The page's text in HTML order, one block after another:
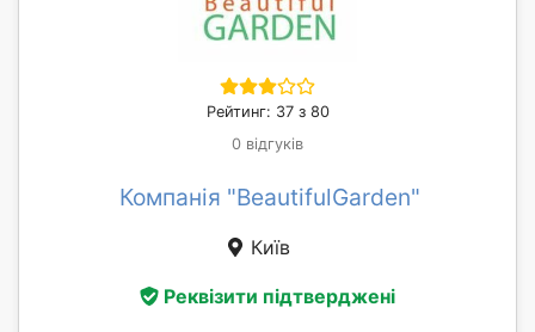
Рейтинг: 37 з 80
0 відгуків
Компанія "BeautifulGarden"
Київ
Реквізити підтверджені